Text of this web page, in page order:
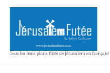
Aller
contenu
Tous les bons plans fûtés de Jérusalem en français!